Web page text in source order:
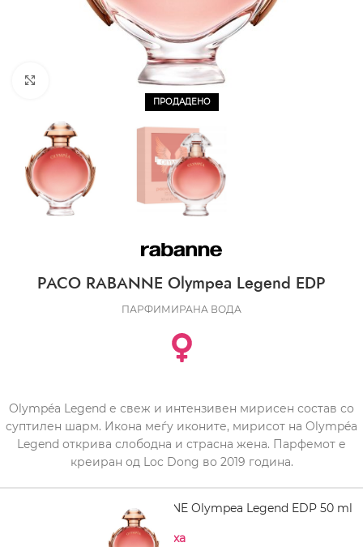
ПРОДАДЕНО
CLICK TO ENLARGE
PACO RABANNE Olympea Legend EDP
ПАРФИМИРАНА ВОДА
Olympéa Legend е свеж и интензивен мирисен состав со
суптилен шарм. Икона меѓу иконите, мирисот на Olympéa
Legend открива слободна и страсна жена. Парфемот е
креиран од Loc Dong во 2019 година.
PACO RABANNE Olympea Legend EDP 50 ml
Нема на залиха